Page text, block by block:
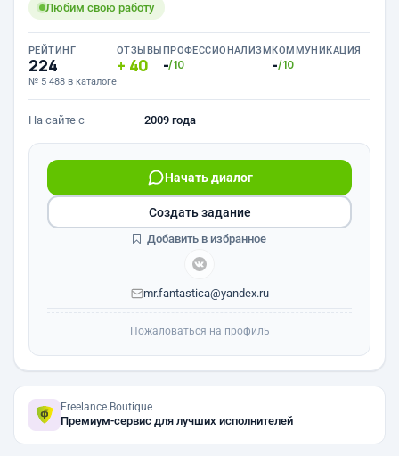
Любим свою работу
РЕЙТИНГ
224
№ 5 488 в каталоге
ОТЗЫВЫ
40
ПРОФЕССИОНАЛИЗМ
-/10
КОММУНИКАЦИЯ
-/10
На сайте с 2009 года
Начать диалог
mr.fantastica@yandex.ru
Создать задание
Добавить в избранное
Пожаловаться на профиль
Freelance.Boutique
Премиум-сервис для лучших исполнителей